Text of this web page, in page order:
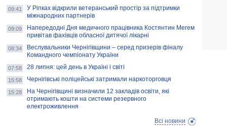
09:41
У Ріпках відкрили ветеранський простір за підтримки
міжнародних партнерів
09:09
Напередодні Дня медичного працівника Костянтин Мегем
привітав фахівців обласної дитячої лікарні
08:34
Веслувальники Чернігівщини – серед призерів фіналу
Командного чемпіонату України
07:58 28 липня: цей день в Україні і світі
15:58 Чернігівські поліцейські затримали наркоторговця
15:28
На Чернігівщині визначили 12 закладів освіти, які
отримають кошти на системи резервного
електроживлення
Всі новини